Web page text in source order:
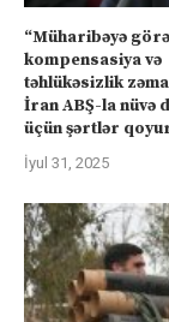
“Müharibəyə görə
kompensasiya və
təhlükəsizlik
İran ABŞ-la nüvə
üçün şərtlər
İyul 31, 2025